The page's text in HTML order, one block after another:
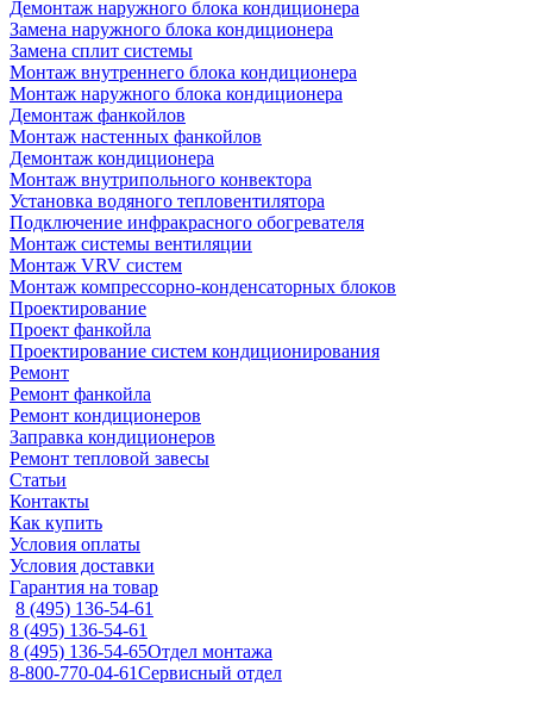
Демонтаж наружного блока кондиционера
Замена наружного блока кондиционера
Замена сплит системы
Монтаж внутреннего блока кондиционера
Монтаж наружного блока кондиционера
Демонтаж фанкойлов
Монтаж настенных фанкойлов
Демонтаж кондиционера
Монтаж внутрипольного конвектора
Установка водяного тепловентилятора
Подключение инфракрасного обогревателя
Монтаж системы вентиляции
Монтаж VRV систем
Монтаж компрессорно-конденсаторных блоков
Проектирование
Проект фанкойла
Проектирование систем кондиционирования
Ремонт
Ремонт фанкойла
Ремонт кондиционеров
Заправка кондиционеров
Ремонт тепловой завесы
Статьи
Контакты
Как купить
Условия оплаты
Условия доставки
Гарантия на товар
8 (495) 136-54-61
8 (495) 136-54-61
8 (495) 136-54-65Отдел монтажа
8-800-770-04-61Сервисный отдел